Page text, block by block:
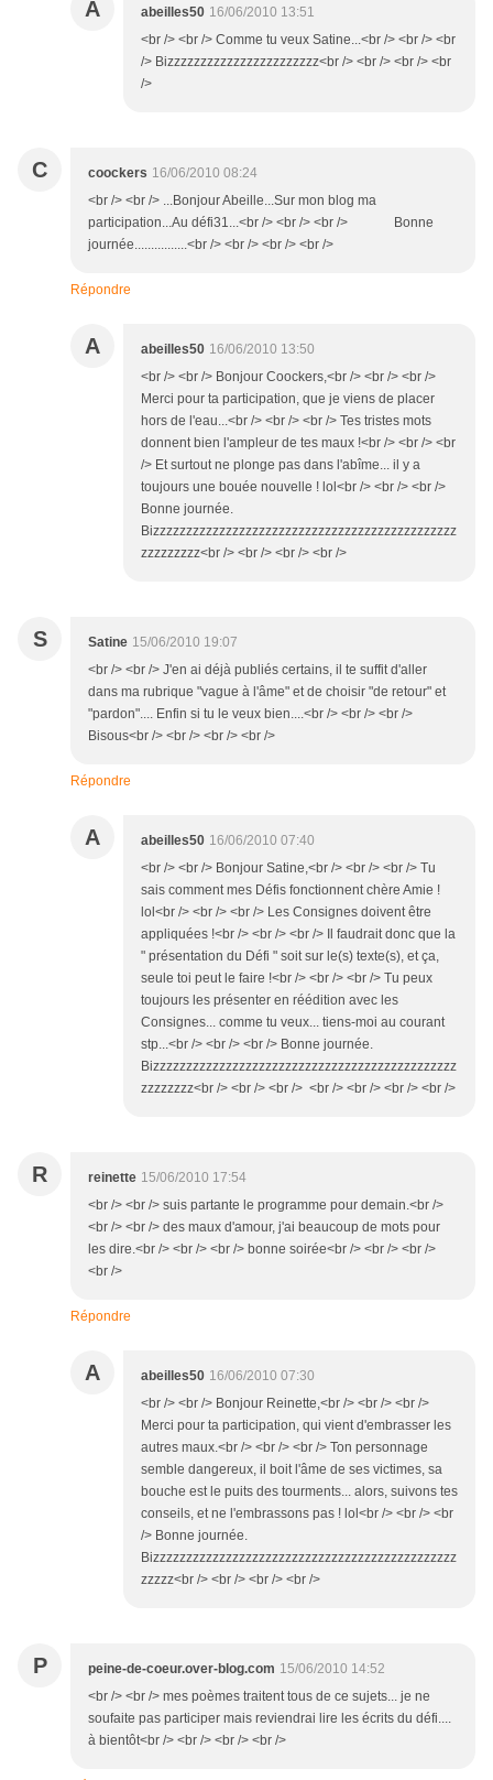
A abeilles50 16/06/2010 13:51
<br /> <br /> Comme tu veux Satine...<br /> <br /> <br
/> Bizzzzzzzzzzzzzzzzzzzzzzz<br /> <br /> <br /> <br
/>
C coockers 16/06/2010 08:24
<br /> <br /> ...Bonjour Abeille...Sur mon blog ma
participation...Au défi31...<br /> <br /> <br /> Bonne
journée................<br /> <br /> <br /> <br />
Répondre
A abeilles50 16/06/2010 13:50
<br /> <br /> Bonjour Coockers,<br /> <br /> <br />
Merci pour ta participation, que je viens de placer
hors de l'eau...<br /> <br /> <br /> Tes tristes mots
donnent bien l'ampleur de tes maux !<br /> <br /> <br
/> Et surtout ne plonge pas dans l'abîme... il y a
toujours une bouée nouvelle ! lol<br /> <br /> <br />
Bonne journée.
Bizzzzzzzzzzzzzzzzzzzzzzzzzzzzzzzzzzzzzzzzzzzzzz
zzzzzzzzz<br /> <br /> <br /> <br />
S Satine 15/06/2010 19:07
<br /> <br /> J'en ai déjà publiés certains, il te suffit d'aller
dans ma rubrique "vague à l'âme" et de choisir "de retour" et
"pardon".... Enfin si tu le veux bien....<br /> <br /> <br />
Bisous<br /> <br /> <br /> <br />
Répondre
A abeilles50 16/06/2010 07:40
<br /> <br /> Bonjour Satine,<br /> <br /> <br /> Tu
sais comment mes Défis fonctionnent chère Amie !
lol<br /> <br /> <br /> Les Consignes doivent être
appliquées !<br /> <br /> <br /> Il faudrait donc que la
" présentation du Défi " soit sur le(s) texte(s), et ça,
seule toi peut le faire !<br /> <br /> <br /> Tu peux
toujours les présenter en réédition avec les
Consignes... comme tu veux... tiens-moi au courant
stp...<br /> <br /> <br /> Bonne journée.
Bizzzzzzzzzzzzzzzzzzzzzzzzzzzzzzzzzzzzzzzzzzzzzz
zzzzzzzz<br /> <br /> <br /> <br /> <br /> <br /> <br />
R reinette 15/06/2010 17:54
<br /> <br /> suis partante le programme pour demain.<br />
<br /> <br /> des maux d'amour, j'ai beaucoup de mots pour
les dire.<br /> <br /> <br /> bonne soirée<br /> <br /> <br />
<br />
Répondre
A abeilles50 16/06/2010 07:30
<br /> <br /> Bonjour Reinette,<br /> <br /> <br />
Merci pour ta participation, qui vient d'embrasser les
autres maux.<br /> <br /> <br /> Ton personnage
semble dangereux, il boit l'âme de ses victimes, sa
bouche est le puits des tourments... alors, suivons tes
conseils, et ne l'embrassons pas ! lol<br /> <br /> <br
/> Bonne journée.
Bizzzzzzzzzzzzzzzzzzzzzzzzzzzzzzzzzzzzzzzzzzzzzz
zzzzz<br /> <br /> <br /> <br />
P peine-de-coeur.over-blog.com 15/06/2010 14:52
<br /> <br /> mes poèmes traitent tous de ce sujets... je ne
soufaite pas participer mais reviendrai lire les écrits du défi....
à bientôt<br /> <br /> <br /> <br />